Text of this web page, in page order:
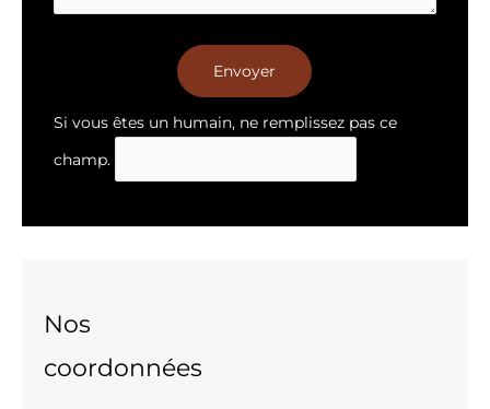
Envoyer
Si vous êtes un humain, ne remplissez pas ce
champ.
Nos
coordonnées